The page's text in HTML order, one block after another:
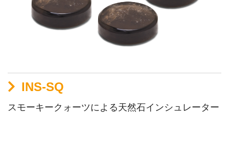
INS-SQ
スモーキークォーツによる天然石インシュレーター